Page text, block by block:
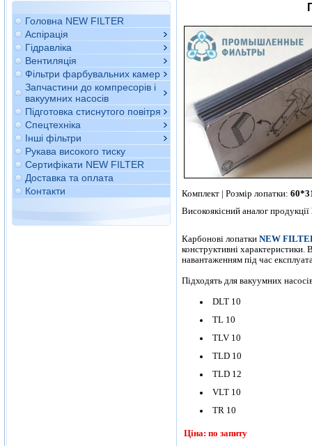
Головна NEW FILTER
Аспірація
Гідравліка
Вентиляція
Фільтри фарбувальних камер
Запчастини до компресорів і
вакуумних насосів
Підготовка стиснутого повітря
Спецтехніка
Інші фільтри
Рукава високого тиску
Сертифікати NEW FILTER
Доставка та оплата
Контакти
Комплект | Розмір лопатки:
Високоякісний аналог продукції
Карбонові лопатки NEW
конструктивні характеристики.
навантаженням під час
Підходять для вакуумних
DLT 10
TL 10
TLV 10
TLD 10
TLD 12
VLT 10
TR 10
Ціна: по запиту